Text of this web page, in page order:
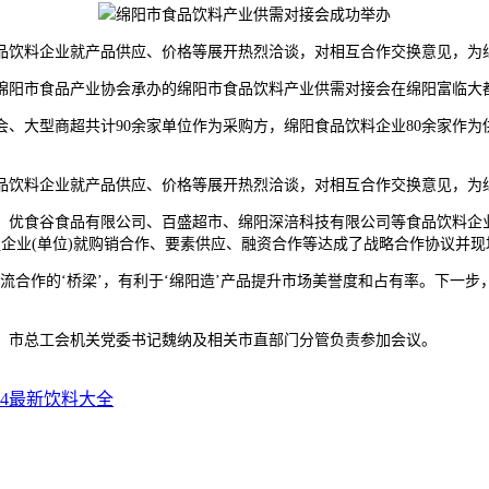
企业就产品供应、价格等展开热烈洽谈，对相互合作交换意见，为
食品产业协会承办的绵阳市食品饮料产业供需对接会在绵阳富临大
型商超共计90余家单位作为采购方，绵阳食品饮料企业80余家作为
企业就产品供应、价格等展开热烈洽谈，对相互合作交换意见，为
谷食品有限公司、百盛超市、绵阳深涪科技有限公司等食品饮料企
业(单位)就购销合作、要素供应、融资合作等达成了战略合作协议并
的‘桥梁’，有利于‘绵阳造’产品提升市场美誉度和占有率。下一
工会机关党委书记魏纳及相关市直部门分管负责参加会议。
最新饮料大全